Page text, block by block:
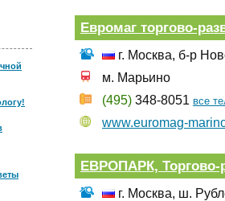
Евромаг торгово-
г. Москва, б-р
м. Марьино
(495) 348-8051 все
www.euromag-
ЕВРОПАРК, Торгово-
г. Москва, ш.